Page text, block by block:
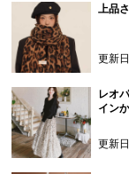
上品
更新
レオ
イン
更新